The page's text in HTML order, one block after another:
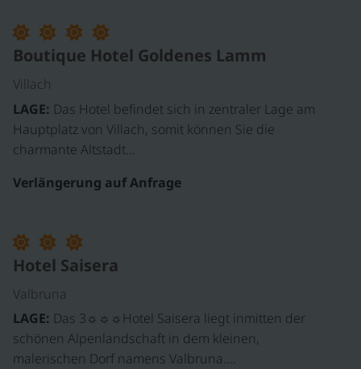
Boutique Hotel Goldenes Lamm
Villach
LAGE:
Hauptplatz von Villach, somit können Sie die
charmante Altstadt…
Verlängerung auf Anfrage
Hotel Saisera
Valbruna
LAGE: Das 3☼☼☼Hotel Saisera liegt inmitten der
schönen Alpenlandschaft in dem kleinen,
malerischen Dorf namens Valbruna.…